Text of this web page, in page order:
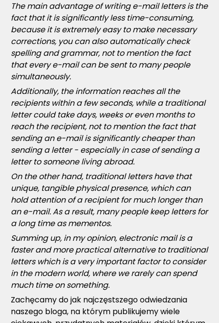
The main advantage of writing e-mail letters is the
fact that it is significantly less time-consuming,
because it is extremely easy to make necessary
corrections, you can also automatically check
spelling and grammar, not to mention the fact
that every e-mail can be sent to many people
simultaneously.
Additionally, the information reaches all the
recipients within a few seconds, while a traditional
letter could take days, weeks or even months to
reach the recipient, not to mention the fact that
sending an e-mail is significantly cheaper than
sending a letter - especially in case of sending a
letter to someone living abroad.
On the other hand, traditional letters have that
unique, tangible physical presence, which can
hold attention of a recipient for much longer than
an e-mail. As a result, many people keep letters for
a long time as mementos.
Summing up, in my opinion, electronic mail is a
faster and more practical alternative to traditional
letters which is a very important factor to consider
in the modern world, where we rarely can spend
much time on something.
Zachęcamy do jak najczęstszego odwiedzania
naszego bloga, na którym publikujemy wiele